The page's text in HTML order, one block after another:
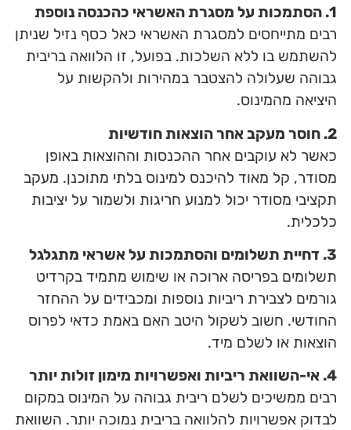
1. הסתמכות על מסגרת האשראי כהכנסה נוספת
רבים מתייחסים למסגרת האשראי כאל כסף נזיל שניתן
להשתמש בו ללא השלכות. בפועל, זו הלוואה בריבית
גבוהה שעלולה להצטבר במהירות ולהקשות על
היציאה מהמינוס.
2. חוסר מעקב אחר הוצאות חודשיות
כאשר לא עוקבים אחר ההכנסות וההוצאות באופן
מסודר, קל מאוד להיכנס למינוס בלתי מתוכנן. מעקב
תקציבי מסודר יכול למנוע חריגות ולשמור על יציבות
כלכלית.
3. דחיית תשלומים והסתמכות על אשראי מתגלגל
תשלומים בפריסה ארוכה או שימוש מתמיד בקרדיט
גורמים לצבירת ריביות נוספות ומכבידים על ההחזר
החודשי. חשוב לשקול היטב האם באמת כדאי לפרוס
הוצאות או לשלם מיד.
4. אי-השוואת ריביות ואפשרויות מימון זולות יותר
רבים ממשיכים לשלם ריבית גבוהה על המינוס במקום
לבדוק אפשרויות להלוואה בריבית נמוכה יותר. השוואת